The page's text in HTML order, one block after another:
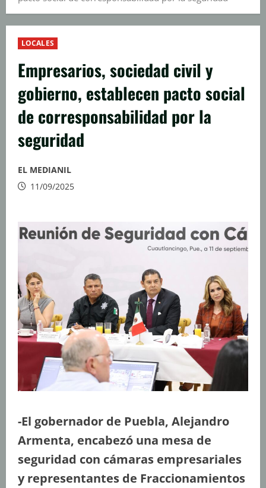
LOCALES
Empresarios, sociedad civil y
gobierno, establecen pacto social
de corresponsabilidad por la
seguridad
EL MEDIANIL
11/09/2025
-El gobernador de Puebla, Alejandro
Armenta, encabezó una mesa de
seguridad con cámaras empresariales
y representantes de Fraccionamientos